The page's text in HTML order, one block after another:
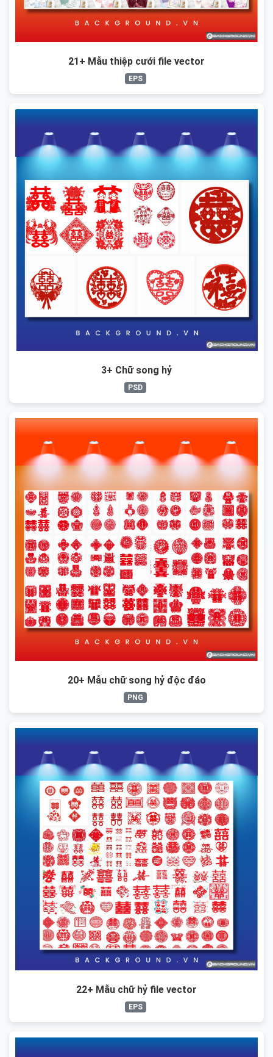
21+ Mẫu thiệp cưới file vector
EPS
3+ Chữ song hỷ
PSD
20+ Mẫu chữ song hỷ độc đáo
PNG
22+ Mẫu chữ hỷ file vector
EPS